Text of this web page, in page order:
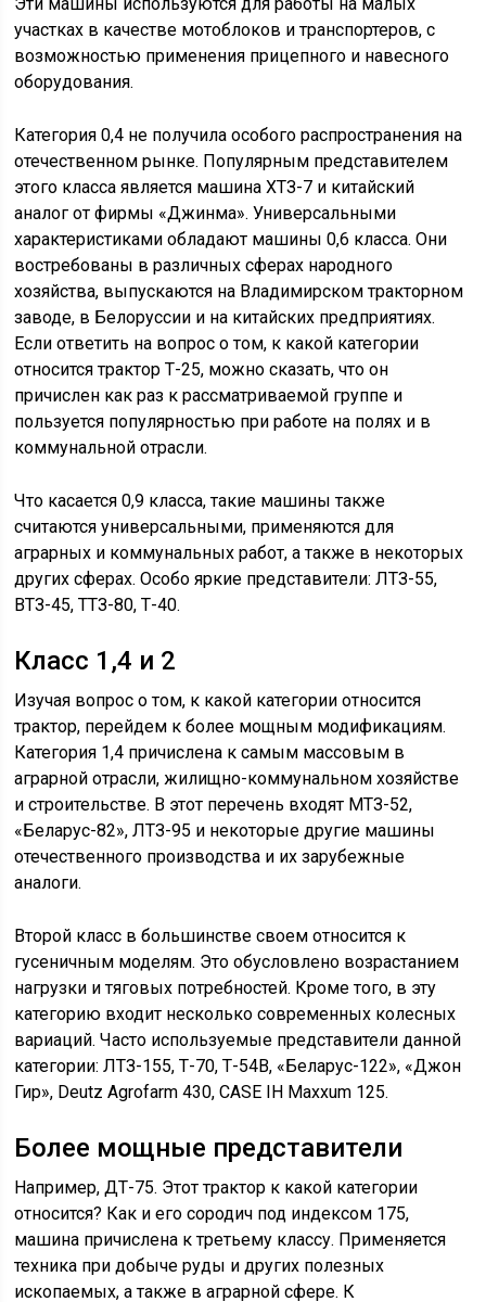
участках в качестве мотоблоков и транспортеров, с
возможностью применения прицепного и навесного
оборудования.
Категория 0,4 не получила особого распространения на
отечественном рынке. Популярным представителем
этого класса является машина ХТЗ-7 и китайский
аналог от фирмы «Джинма». Универсальными
характеристиками обладают машины 0,6 класса. Они
востребованы в различных сферах народного
хозяйства, выпускаются на Владимирском тракторном
заводе, в Белоруссии и на китайских предприятиях.
Если ответить на вопрос о том, к какой категории
относится трактор Т-25, можно сказать, что он
причислен как раз к рассматриваемой группе и
пользуется популярностью при работе на полях и в
коммунальной отрасли.
Что касается 0,9 класса, такие машины также
считаются универсальными, применяются для
аграрных и коммунальных работ, а также в некоторых
других сферах. Особо яркие представители: ЛТЗ-55,
ВТЗ-45, ТТЗ-80, Т-40.
Класс 1,4 и 2
Изучая вопрос о том, к какой категории относится
трактор, перейдем к более мощным модификациям.
Категория 1,4 причислена к самым массовым в
аграрной отрасли, жилищно-коммунальном хозяйстве
и строительстве. В этот перечень входят МТЗ-52,
«Беларус-82», ЛТЗ-95 и некоторые другие машины
отечественного производства и их зарубежные
аналоги.
Второй класс в большинстве своем относится к
гусеничным моделям. Это обусловлено возрастанием
нагрузки и тяговых потребностей. Кроме того, в эту
категорию входит несколько современных колесных
вариаций. Часто используемые представители данной
категории: ЛТЗ-155, Т-70, Т-54В, «Беларус-122», «Джон
Гир», Deutz Agrofarm 430, CASE IH Maxxum 125.
Более мощные представители
Например, ДТ-75. Этот трактор к какой категории
относится? Как и его сородич под индексом 175,
машина причислена к третьему классу. Применяется
техника при добыче руды и других полезных
ископаемых, а также в аграрной сфере. К